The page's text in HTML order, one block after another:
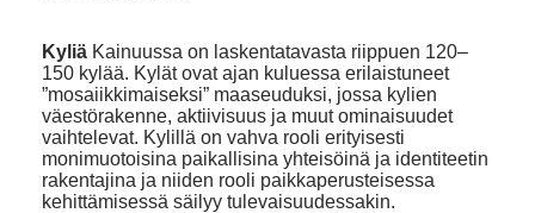
Kyliä Kainuussa on laskentatavasta riippuen 120–
150 kylää. Kylät ovat ajan kuluessa erilaistuneet
”mosaiikkimaiseksi” maaseuduksi, jossa kylien
väestörakenne, aktiivisuus ja muut ominaisuudet
vaihtelevat. Kylillä on vahva rooli erityisesti
monimuotoisina paikallisina yhteisöinä ja identiteetin
rakentajina ja niiden rooli paikkaperusteisessa
kehittämisessä säilyy tulevaisuudessakin.